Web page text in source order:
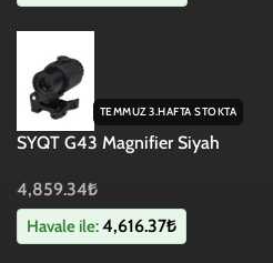
TEMMUZ 3.HAFTA STOKTA
SYQT G43 Magnifier Siyah
4,859.34₺
Havale ile:4,616.37₺